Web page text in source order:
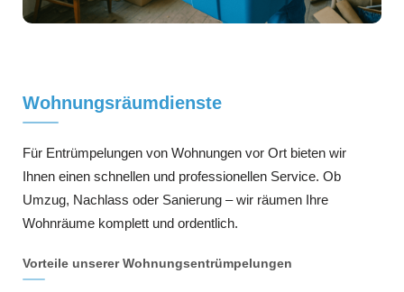
Wohnungsräumdienste
Für Entrümpelungen von Wohnungen vor Ort bieten wir
Ihnen einen schnellen und professionellen Service. Ob
Umzug, Nachlass oder Sanierung – wir räumen Ihre
Wohnräume komplett und ordentlich.
Vorteile unserer Wohnungsentrümpelungen